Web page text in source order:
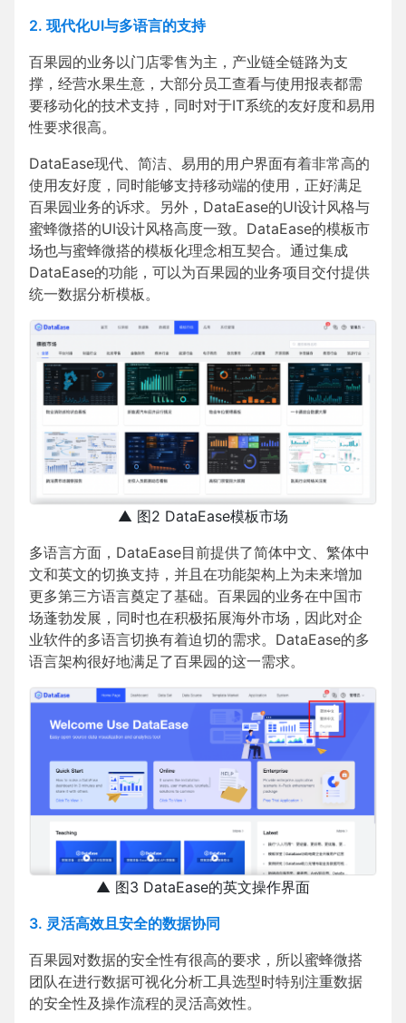
2. 现代化UI与多语言的支持
百果园的业务以门店零售为主，产业链全链路为支
撑，经营水果生意，大部分员工查看与使用报表都需
要移动化的技术支持，同时对于IT系统的友好度和易用
性要求很高。
DataEase现代、简洁、易用的用户界面有着非常高的
使用友好度，同时能够支持移动端的使用，正好满足
百果园业务的诉求。另外，DataEase的UI设计风格与
蜜蜂微搭的UI设计风格高度一致。DataEase的模板市
场也与蜜蜂微搭的模板化理念相互契合。通过集成
DataEase的功能，可以为百果园的业务项目交付提供
统一数据分析模板。
▲ 图2 DataEase模板市场
多语言方面，DataEase目前提供了简体中文、繁体中
文和英文的切换支持，并且在功能架构上为未来增加
更多第三方语言奠定了基础。百果园的业务在中国市
场蓬勃发展，同时也在积极拓展海外市场，因此对企
业软件的多语言切换有着迫切的需求。DataEase的多
语言架构很好地满足了百果园的这一需求。
▲ 图3 DataEase的英文操作界面
3. 灵活高效且安全的数据协同
百果园对数据的安全性有很高的要求，所以蜜蜂微搭
团队在进行数据可视化分析工具选型时特别注重数据
的安全性及操作流程的灵活高效性。